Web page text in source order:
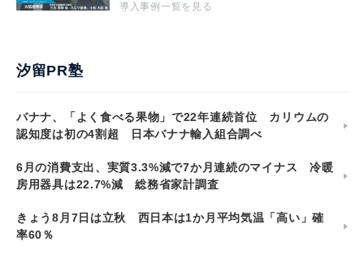
導入事例一覧を見る
汐留PR塾
バナナ、「よく食べる果物」で22年連続首位 カリウムの
認知度は初の4割超 日本バナナ輸入組合調べ
6月の消費支出、実質3.3%減で7か月連続のマイナス 冷暖
房用器具は22.7%減 総務省家計調査
きょう8月7日は立秋 西日本は1か月平均気温「高い」確
率60％